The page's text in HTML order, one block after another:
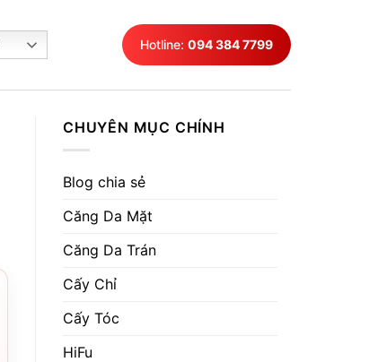
Hotline: 094 384 7799
CHUYÊN MỤC CHÍNH
Blog chia sẻ
Căng Da Mặt
Căng Da Trán
Cấy Chỉ
Cấy Tóc
HiFu